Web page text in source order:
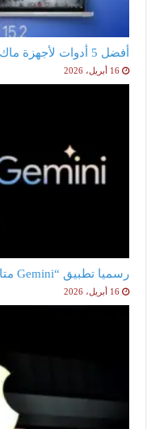
أفضل 5 أدوات لأجهزة ماك في 2026
16 أبريل، 2026
رسميا تطبيق “Gemini متاح لحواسيب “ماك”
16 أبريل، 2026